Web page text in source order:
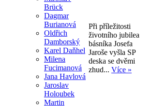
Brück
Dagmar
Burianová
Oldřich
Damborský
Karel Daňhel
Milena
Fucimanová
Jana Havlová
Jaroslav
Holoubek
Martin
Při příležitosti
životního jubilea
básníka Josefa
Jaroše vyšla SP
deska se dvěmi
zhud... Více »